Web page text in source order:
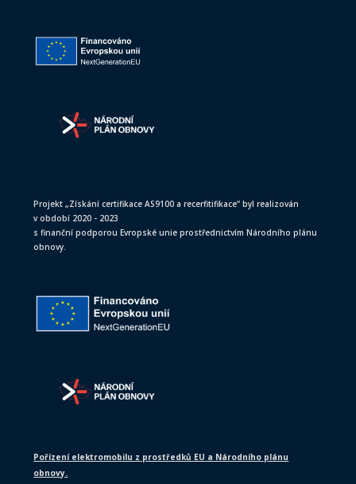
Projekt „Získání certifikace AS9100 a recerfitifikace“ byl realizován
v období 2020 - 2023
s finanční podporou Evropské unie prostřednictvím Národního plánu
obnovy.
Pořízení elektromobilu z prostředků EU a Národního plánu
obnovy.